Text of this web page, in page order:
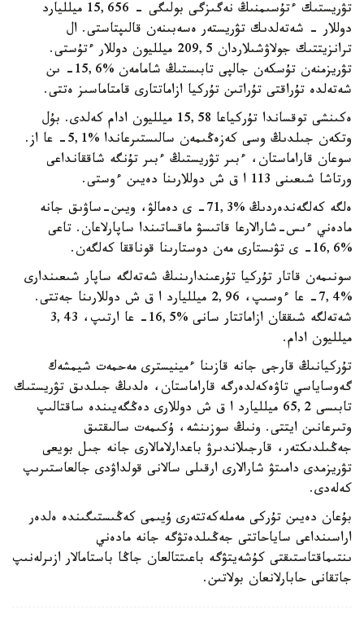
تۋريستىك ءتۇسىمنىڭ نەگىزگى بولىگى - 15,656 ميلليارد
دوللار - شەتەلدىك تۋريستەر ەسەبىنەن قالىپتاستى. ال
ترانزيتتىك جولاۋشىلاردان 209,5 ميلليون دوللار ءتۇستى.
تۋريزمنەن تۇسكەن جالپى تابىستىڭ شامامەن %15,6- ىن
شەتەلدە تۇراقتى تۇراتىن تۇركيا ازاماتتارى قامتاماسىز ەتتى.
ەكىنشى توقساندا تۇركياعا 15,58 ميلليون ادام كەلدى. بۇل
وتكەن جىلدىڭ وسى كەزەڭىمەن سالىستىرعاندا %5,1- عا از.
سوعان قاراماستان، ءبىر تۋريستىڭ ءبىر تۇنگە شاققانداعى
ورتاشا شىعىنى 113 ا ق ش دوللارىنا دەيىن ءوستى.
ەلگە كەلگەندەردىڭ %71,3- ى دەمالۋ، ويىن-ساۋىق جانە
مادەني ءىس-شارالارعا قاتىسۋ ماقساتىندا ساپارلاعان. تاعى
%16,6- ى تۋىستارى مەن دوستارىنا قوناققا كەلگەن.
سونىمەن قاتار تۇركيا تۇرعىندارىنىڭ شەتەلگە ساپار شىعىندارى
%7,4- عا ءوسىپ، 2,96 ميلليارد ا ق ش دوللارىنا جەتتى.
شەتەلگە شىققان ازاماتتار سانى %16,5- عا ارتىپ، 3,43
ميلليون ادام.
تۇركيانىڭ قارجى جانە قازىنا ءمينيسترى مەحمەت شيمشەك
گەوساياسي تاۋەكەلدەرگە قاراماستان، ەلدىڭ جىلدىق تۋريستىك
تابىسى 65,2 ميلليارد ا ق ش دوللارى دەڭگەيىندە ساقتالىپ
وتىرعانىن ايتتى. ونىڭ سوزىنشە، ۇكىمەت سالىقتىق
جەڭىلدىكتەر، قارجىلاندىرۋ باعدارلامالارى جانە جىل بويعى
تۋريزمدى دامىتۋ شارالارى ارقىلى سالانى قولداۋدى جالعاستىرىپ
كەلەدى.
بۇعان دەيىن تۇركى مەملەكەتتەرى ۇيىمى كەڭىستىگىندە ەلدەر
اراسىنداعى ساياحاتتى جەڭىلدەتۋگە جانە مادەني
ىنتىماقتاستىقتى كۇشەيتۋگە باعىتتالعان جاڭا باستامالار ازىرلەنىپ
جاتقانى حابارلانعان بولاتىن.